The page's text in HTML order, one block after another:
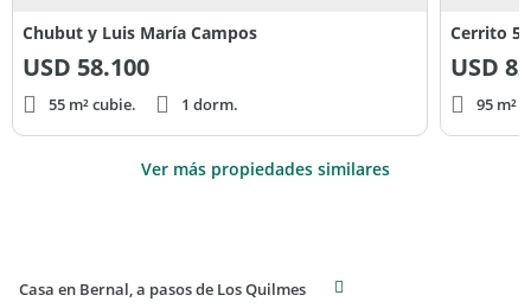
Chubut y Luis María Campos
USD 58.100
55 m² cubie. 1 dorm.
Cerrito
USD
95 m²
Ver más propiedades similares
Casa en Bernal, a pasos de Los Quilmes